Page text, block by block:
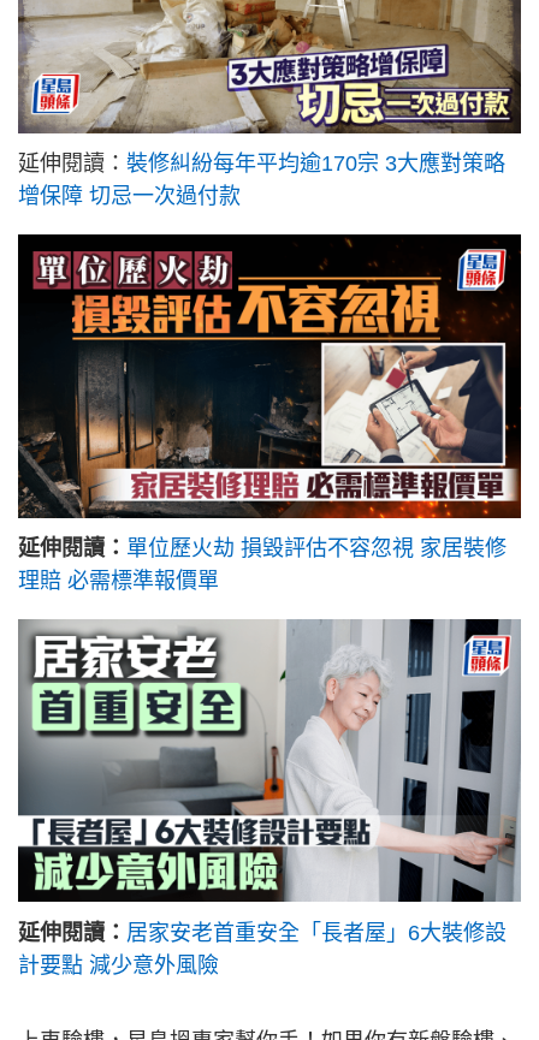
延伸閱讀： 裝修糾紛每年平均逾170宗 3大應對策略
增保障 切忌一次過付款
延伸閱讀： 單位歷火劫 損毀評估不容忽視 家居裝修
理賠 必需標準報價單
延伸閱讀： 居家安老首重安全「長者屋」6大裝修設
計要點 減少意外風險